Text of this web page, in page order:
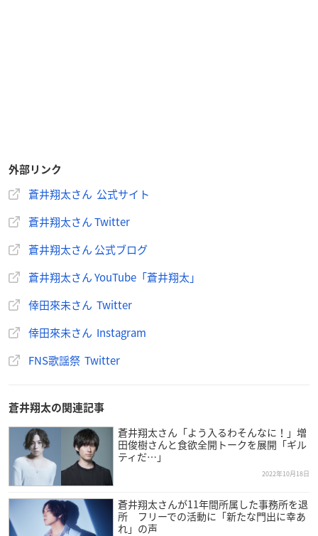
外部リンク
蒼井翔太さん 公式サイト
蒼井翔太さん Twitter
蒼井翔太さん 公式ブログ
蒼井翔太さん YouTube「蒼井翔太」
倖田來未さん Twitter
倖田來未さん Instagram
FNS歌謡祭 Twitter
蒼井翔太の関連記事
蒼井翔太さん「よう入るわそんなに！」増
田俊樹さんと食欲全開トークを展開「ギル
ティだ…」
2022年10月18日
蒼井翔太さんが11年間所属した事務所を退
所 フリーでの活動に「新たな門出に幸あ
れ」の声